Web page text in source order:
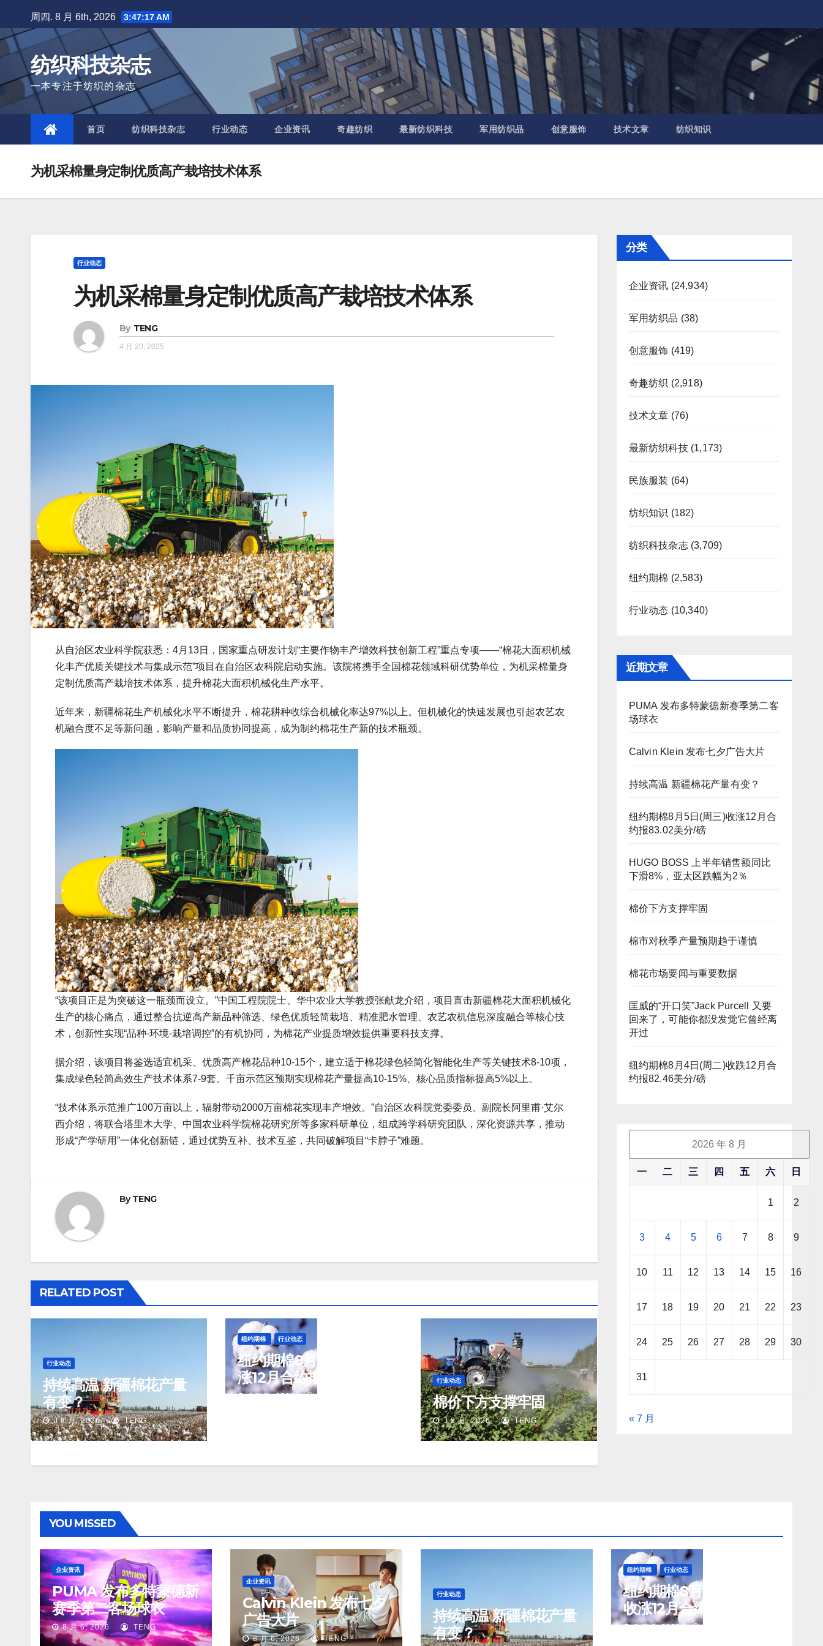
to
content
周四. 8 月 6th, 2026 3:47:18 AM
纺织科技杂志
一本专注于纺织的杂志
首页 纺织科技杂志 行业动态 企业资讯 奇趣纺织 最新纺织科技 军用纺织品 创意服饰 技术文章 纺织知识
为机采棉量身定制优质高产栽培技术体系
行业动态
为机采棉量身定制优质高产栽培技术体系
By TENG
4 月 20, 2025
从自治区农业科学院获悉：4月13日，国家重点研发计划“主要作物丰产增效科技创新工程”重点专项——“棉花大面积机械
化丰产优质关键技术与集成示范”项目在自治区农科院启动实施。该院将携手全国棉花领域科研优势单位，为机采棉量身
定制优质高产栽培技术体系，提升棉花大面积机械化生产水平。
近年来，新疆棉花生产机械化水平不断提升，棉花耕种收综合机械化率达97%以上。但机械化的快速发展也引起农艺农
机融合度不足等新问题，影响产量和品质协同提高，成为制约棉花生产新的技术瓶颈。
“该项目正是为突破这一瓶颈而设立。”中国工程院院士、华中农业大学教授张献龙介绍，项目直击新疆棉花大面积机械化
生产的核心痛点，通过整合抗逆高产新品种筛选、绿色优质轻简栽培、精准肥水管理、农艺农机信息深度融合等核心技
术，创新性实现“品种-环境-栽培调控”的有机协同，为棉花产业提质增效提供重要科技支撑。
据介绍，该项目将鉴选适宜机采、优质高产棉花品种10-15个，建立适于棉花绿色轻简化智能化生产等关键技术8-10项，
集成绿色轻简高效生产技术体系7-9套。千亩示范区预期实现棉花产量提高10-15%、核心品质指标提高5%以上。
“技术体系示范推广100万亩以上，辐射带动2000万亩棉花实现丰产增效。”自治区农科院党委委员、副院长阿里甫·艾尔
西介绍，将联合塔里木大学、中国农业科学院棉花研究所等多家科研单位，组成跨学科研究团队，深化资源共享，推动
形成“产学研用”一体化创新链，通过优势互补、技术互鉴，共同破解项目“卡脖子”难题。
ByTENG
RELATED POST
行业动态
持续高温 新疆棉花产量
有变？
J 8 月, 2026 TENG
纽约期棉 行业动态
纽约期棉8月5日(周三)收
涨12月合约报83.02美
分/磅
J 8 月, 2026 TENG
行业动态
棉价下方支撑牢固
J 8 月, 2026 TENG
分类
企业资讯 (24,934)
军用纺织品 (38)
创意服饰 (419)
奇趣纺织 (2,918)
技术文章 (76)
最新纺织科技(1,173)
民族服装 (64)
纺织知识 (182)
纺织科技杂志(3,709)
纽约期棉 (2,583)
行业动态 (10,340)
近期文章
PUMA 发布多特蒙德新赛季第二客
场球衣
Calvin Klein 发布七夕广告大片
持续高温 新疆棉花产量有变？
纽约期棉8月5日(周三)收涨12月合
约报83.02美分/磅
HUGO BOSS 上半年销售额同比
下滑8%，亚太区跌幅为2％
棉价下方支撑牢固
棉市对秋季产量预期趋于谨慎
棉花市场要闻与重要数据
匡威的“开口笑”Jack Purcell 又要
回来了，可能你都没发觉它曾经离
开过
纽约期棉8月4日(周二)收跌12月合
约报82.46美分/磅
2026 年 8 月
一 二 三 四 五 六 日
1 2
3 4 5 6 7 8 9
10 11 12 13 14 15 16
17 18 19 20 21 22 23
24 25 26 27 28 29 30
31
« 7 月
YOU MISSED
企业资讯
PUMA 发布多特蒙德新
赛季第二客场球衣
8 月 6, 2026 TENG
企业资讯
Calvin Klein 发布七夕
广告大片
8 月 6, 2026 TENG
行业动态
持续高温 新疆棉花产量
有变？
纽约期棉 行业动态
纽约期棉8月5日(周三)
收涨12月合约报83.02
美分/磅
8 月 6, 2026 TENG